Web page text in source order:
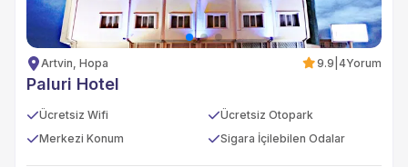
Artvin, Hopa 9.9 4Yorum
Paluri Hotel
Ücretsiz Wifi
Ücretsiz Otopark
Merkezi Konum
Sigara İçilebilen Odalar